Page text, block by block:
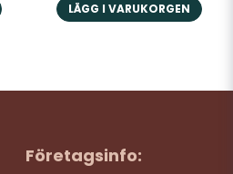
LÄGG I VARUKORGEN
Företagsinfo: